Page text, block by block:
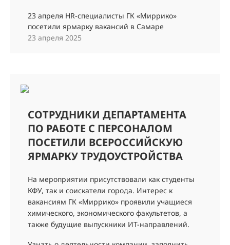
23 апреля HR-специалисты ГК «Миррико»
посетили ярмарку вакансий в Самаре
23 апреля 2025
СОТРУДНИКИ ДЕПАРТАМЕНТА
ПО РАБОТЕ С ПЕРСОНАЛОМ
ПОСЕТИЛИ ВСЕРОССИЙСКУЮ
ЯРМАРКУ ТРУДОУСТРОЙСТВА
На мероприятии присутствовали как студенты
КФУ, так и соискатели города. Интерес к
вакансиям ГК «Миррико» проявили учащиеся
химического, экономического факультетов, а
также будущие выпускники ИТ-направлений.